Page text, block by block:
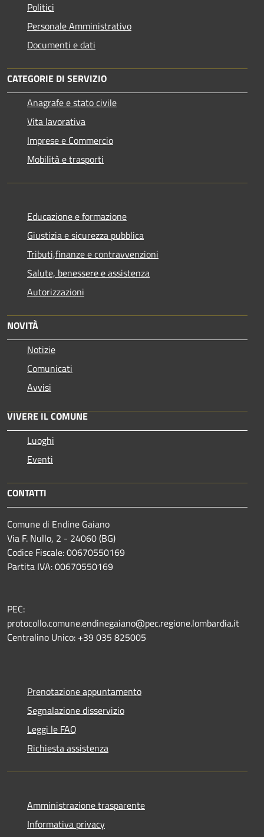
Politici
Personale Amministrativo
Documenti e dati
CATEGORIE DI SERVIZIO
Anagrafe e stato civile
Vita lavorativa
Imprese e Commercio
Mobilità e trasporti
Educazione e formazione
Giustizia e sicurezza pubblica
Tributi,finanze e contravvenzioni
Salute, benessere e assistenza
Autorizzazioni
NOVITÀ
Notizie
Comunicati
Avvisi
VIVERE IL COMUNE
Luoghi
Eventi
CONTATTI
Comune di Endine Gaiano
Via F. Nullo, 2 - 24060 (BG)
Codice Fiscale: 00670550169
Partita IVA: 00670550169
PEC:
protocollo.comune.endinegaiano@pec.regione.lombardia.it
Centralino Unico: +39 035 825005
Prenotazione appuntamento
Segnalazione disservizio
Leggi le FAQ
Richiesta assistenza
Amministrazione trasparente
Informativa privacy